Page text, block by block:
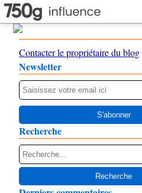
Contacter le propriétaire du blog
Newsletter
Recherche